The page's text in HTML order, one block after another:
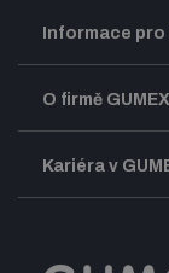
Informace
Doprava a
Obchodní
O firmě GUMEX
Představení
Kariéra v